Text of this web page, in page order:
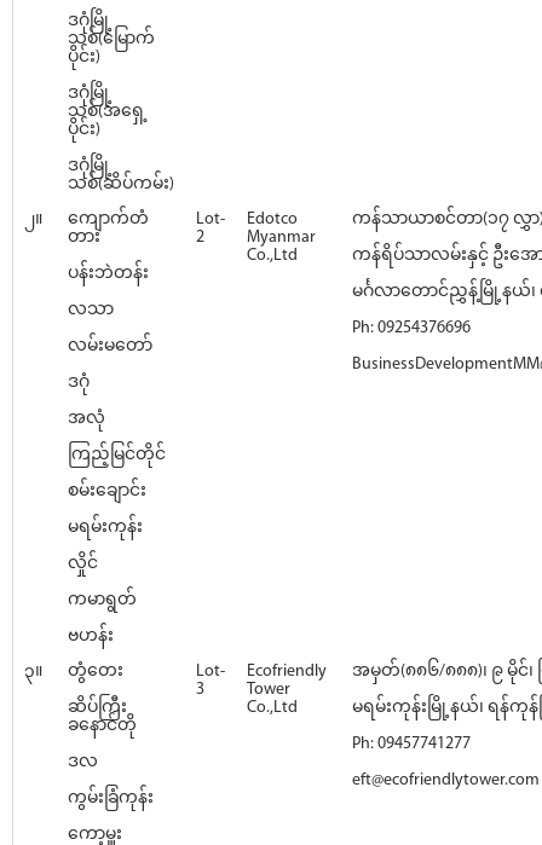
ဒဂုံမြို့
သစ်(မြောက်
ပိုင်း)
ဒဂုံမြို့
သစ်(အရှေ့
ပိုင်း)
ဒဂုံမြို့
သစ်(ဆိပ်ကမ်း)
၂။
ကျောက်တံ
တား
ပန်းဘဲတန်း
လသာ
လမ်းမတော်
ဒဂုံ
အလုံ
ကြည့်မြင်တိုင်
စမ်းချောင်း
မရမ်းကုန်း
လှိုင်
ကမာရွတ်
ဗဟန်း
Lot-
2
Edotco
Myanmar
Co.,Ltd
ကန်သာယာစင်တာ(၁၇ လွှာ)
ကန်ရိပ်သာလမ်းနှင့် ဦးအေ
မင်္ဂလာတောင်ညွှန့်မြို့နယ်၊
Ph: 09254376696
၃။
တွံတေး
ဆိပ်ကြီး
ခနောင်တို
ဒလ
ကွမ်းခြံကုန်း
ကော့မှူး
Lot-
3
Ecofriendly
Tower
Co.,Ltd
အမှတ်(၈၈၆/၈၈၈)၊ ၉ မိုင်၊
မရမ်းကုန်းမြို့နယ်၊ ရန်ကုန်
Ph: 09457741277
eft@ecofriendlytower.com